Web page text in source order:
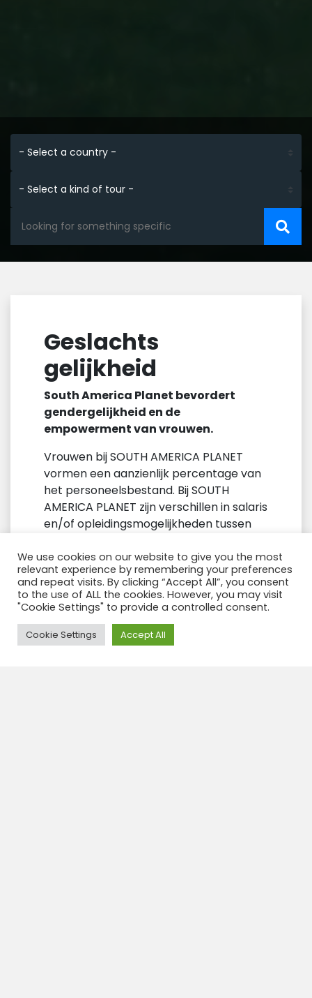
Geslachts
gelijkheid
South America Planet bevordert
gendergelijkheid en de
empowerment van vrouwen.
Vrouwen bij SOUTH AMERICA PLANET
vormen een aanzienlijk percentage van
het personeelsbestand. Bij SOUTH
AMERICA PLANET zijn verschillen in salaris
en/of opleidingsmogelijkheden tussen
TOEPASSING.
SOUTH AMERICA PLANET biedt vrouwen
dezelfde kansen op werk in haar
organisatie als mannen.
We use cookies on our website to give you the most
relevant experience by remembering your preferences
and repeat visits. By clicking “Accept All”, you consent
to the use of ALL the cookies. However, you may visit
"Cookie Settings" to provide a controlled consent.
Cookie Settings Accept All